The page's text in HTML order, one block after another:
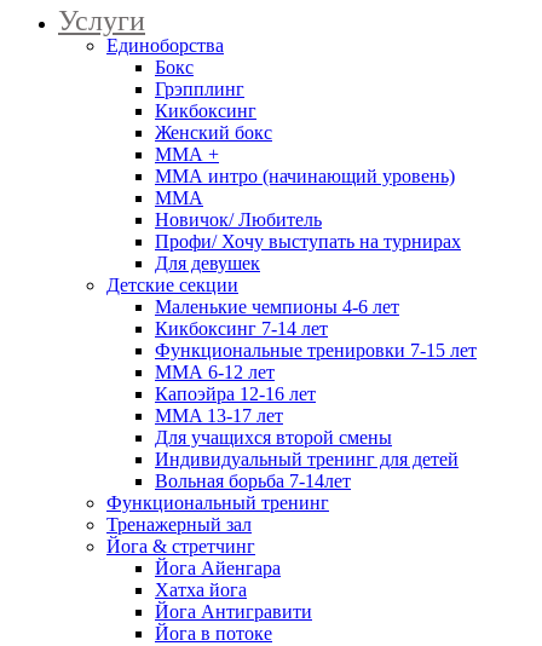
Услуги
Единоборства
Бокс
Грэпплинг
Кикбоксинг
Женский бокс
ММА +
ММА интро (начинающий уровень)
ММА
Новичок/ Любитель
Профи/ Хочу выступать на турнирах
Для девушек
Детские секции
Маленькие чемпионы 4-6 лет
Кикбоксинг 7-14 лет
Функциональные тренировки 7-15 лет
ММА 6-12 лет
Капоэйра 12-16 лет
MMA 13-17 лет
Для учащихся второй смены
Индивидуальный тренинг для детей
Вольная борьба 7-14лет
Функциональный тренинг
Тренажерный зал
Йога & стретчинг
Йога Айенгара
Хатха йога
Йога Антигравити
Йога в потоке